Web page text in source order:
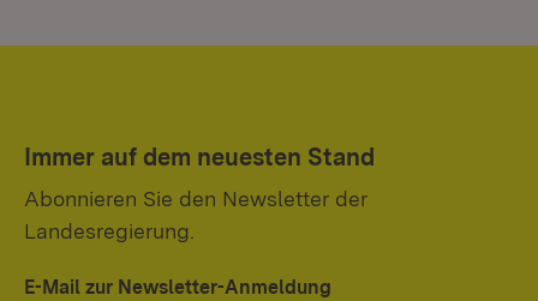
Immer auf dem neuesten Stand
Abonnieren Sie den Newsletter der
Landesregierung.
E-Mail zur Newsletter-Anmeldung